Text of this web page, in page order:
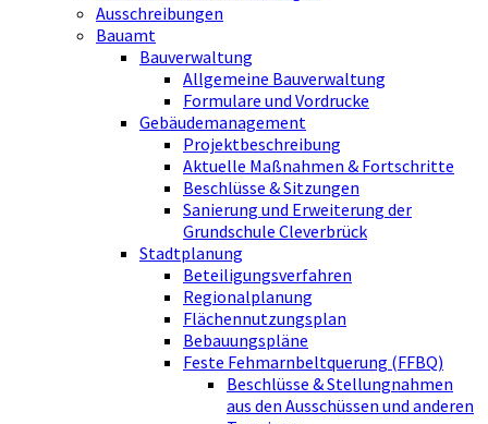
Ausschreibungen
Bauamt
Bauverwaltung
Allgemeine Bauverwaltung
Formulare und Vordrucke
Gebäudemanagement
Projektbeschreibung
Aktuelle Maßnahmen & Fortschritte
Beschlüsse & Sitzungen
Sanierung und Erweiterung der
Grundschule Cleverbrück
Stadtplanung
Beteiligungsverfahren
Regionalplanung
Flächennutzungsplan
Bebauungspläne
Feste Fehmarnbeltquerung (FFBQ)
Beschlüsse & Stellungnahmen
aus den Ausschüssen und anderen